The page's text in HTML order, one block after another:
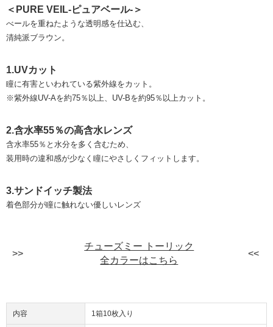
＜PURE VEIL-ピュアベール-＞
べールを重ねたような透明感を仕込む、
清純派ブラウン。
1.UVカット
瞳に有害といわれている紫外線をカット。
※紫外線UV-Aを約75％以上、UV-Bを約95％以上カット。
2.含水率55％の高含水レンズ
含水率55％と水分を多く含むため、
装用時の違和感が少なく瞳にやさしくフィットします。
3.サンドイッチ製法
着色部分が瞳に触れない優しいレンズ
チューズミー トーリック
全カラーはこちら
内容 1箱10枚入り